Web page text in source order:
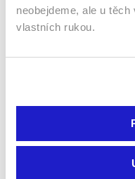
neobejdeme, ale u
vlastních rukou.
ale také o dospělých,
dětem dobře na světě.
Emma a guru